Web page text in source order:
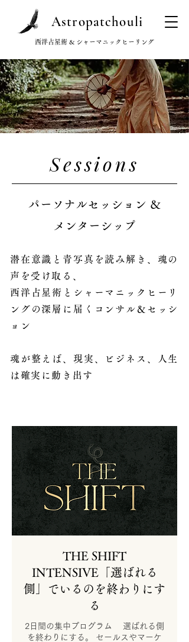
Astropatchouli
西洋占星術 & シャーマニックヒーリング
Sessions
パーソナルセッション ＆
メンターシップ
潜在意識と青写真を読み解き、魂の
声を受け取る、
西洋占星術とシャーマニックヒーリ
ングの深層に届くコンサル＆セッシ
ョン
魂が整えば、現実、ビジネス、人生
は確実に動き出す
THE SHIFT
INTENSIVE「選ばれる
側」でいるのを終わりにす
る
2日間の集中プログラム 選ばれる側
を終わりにする。 セールスやマーケ